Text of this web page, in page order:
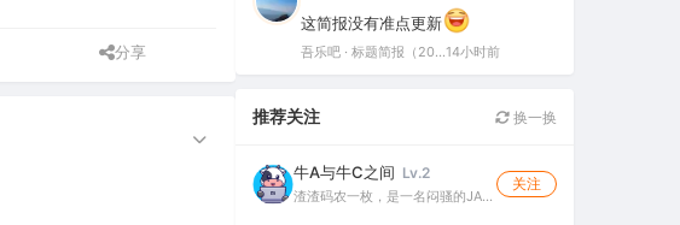
分享
这简报没有准点更新
吾乐吧 · 标题简报（2026-08-06）14小时前
推荐关注 换一换
牛A与牛C之间 Lv.2
渣渣码农一枚，是一名闷骚的JA…
关注